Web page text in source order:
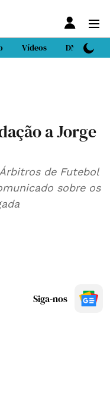
Vídeos DN Sport
a Jorge
de Futebol
sobre os
Siga-nos